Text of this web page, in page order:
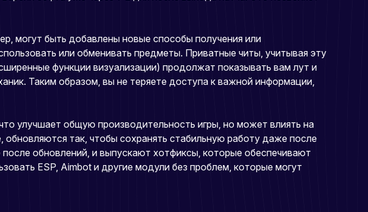
могут быть добавлены новые способы получения или
или обменивать предметы. Приватные читы, учитывая эту
функции визуализации) продолжат показывать вам лут и
Таким образом, вы не теряете доступа к важной информации,
улучшает общую производительность игры, но может влиять на
так, чтобы сохранять стабильную работу даже после
обновлений, и выпускают хотфиксы, которые обеспечивают
ESP, Aimbot и другие модули без проблем, которые могут